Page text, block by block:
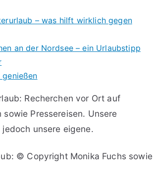
– was hilft wirklich gegen
an der Nordsee – ein Urlaubstipp
Recherchen vor Ort auf
sowie Pressereisen. Unsere
unsere eigene.
© Copyright Monika Fuchs sowie